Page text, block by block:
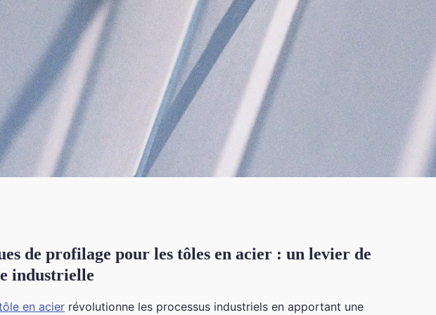
grâce au profilage
de profilage pour les tôles en acier : un levier de
industrielle
en acier révolutionne les processus industriels en apportant une